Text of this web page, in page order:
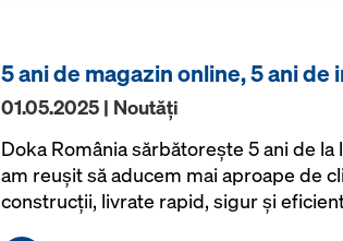
5 ani de magazin online, 5 ani
01.05.2025 | Noutăţi
Doka România sărbătorește 5 ani de
am reușit să aducem mai aproape de
construcții, livrate rapid, sigur și